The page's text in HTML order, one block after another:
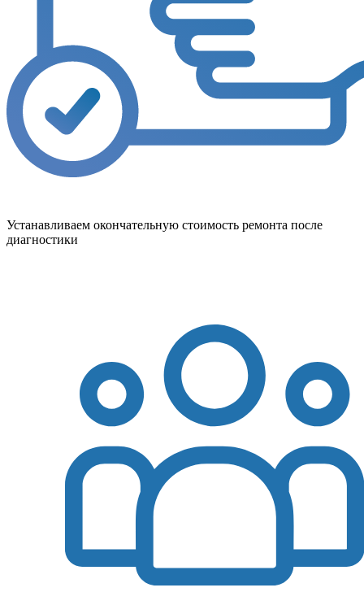
Устанавливаем окончательную стоимость ремонта после
диагностики